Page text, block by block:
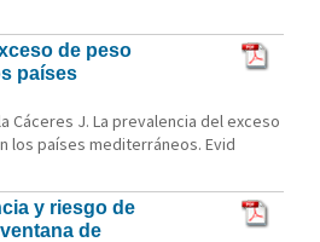
de peso
países
Cáceres J. La prevalencia del exceso
los países mediterráneos. Evid
y riesgo de
de